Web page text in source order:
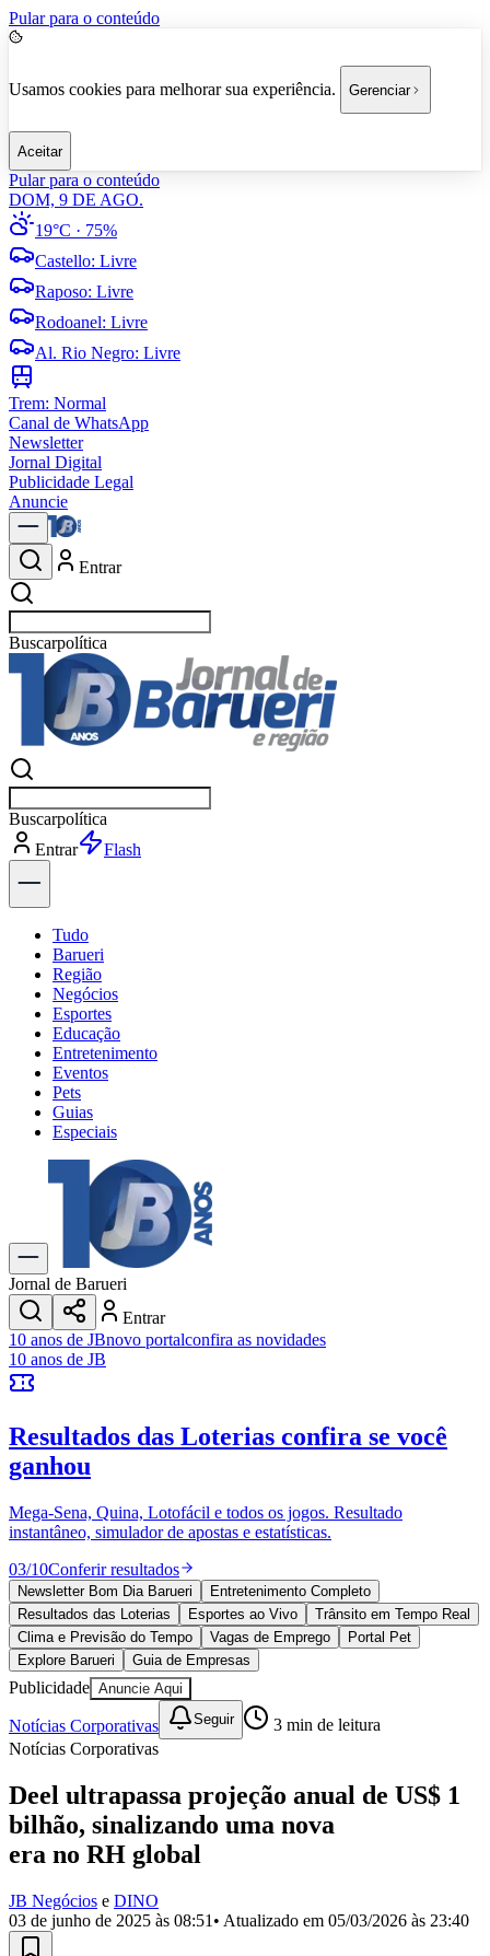
Pular para o conteúdo
Usamos cookies para melhorar sua experiência. Gerenciar
Aceitar
Pular para o conteúdo
DOM, 9 DE AGO.
19°C · 75%
Castello: Livre
Raposo: Livre
Rodoanel: Livre
Al. Rio Negro: Livre
Trem: Normal
Canal de WhatsApp
Newsletter
Jornal Digital
Publicidade Legal
Anuncie
Entrar
Buscarnotícias
Buscarnotícias
Entrar
Explorar
Tudo
Barueri
Região
Negócios
Esportes
Educação
Entretenimento
Eventos
Pets
Guias
Especiais
Explore Tudo
Últimas Notícias
Previsão do Tempo
Trânsito e Rotas
Dia a Dia & Lazer
Transportes
Gastronomia
Cinema & Shows
JogosNovo
Anuncie no Portal
Cadastrar Empresa
Divulgar Vagas
Política
Esportes
Saúde
Segurança
Cultura
Meio Ambiente
Obras
Educação
Bairros de Barueri
AldeiaAldeia da SerraAldeia de BarueriAlphaville
JubranBelvalBethavilleBoa
VistaCalifórniaCarapicuíbaCentro
MilitarItapevi JandiraJardim Audir
CalifórniaJardim dos AltosJardim dos CamargosJardim
Jornal de Barueri
Entrar
10 anos de JBnovo portalconfira as novidades
10 anos de JB
Resultados das Loterias confira se você
ganhou
Mega-Sena, Quina, Lotofácil e todos os jogos. Resultado
instantâneo, simulador de apostas e estatísticas.
03/10Conferir resultados
Newsletter Bom Dia Barueri
Entretenimento Completo
Resultados das Loterias
Esportes ao Vivo
Trânsito em Tempo Real
Clima e Previsão do Tempo
Vagas de Emprego
Portal Pet
Explore Barueri
Guia de Empresas
Publicidade Anuncie Aqui
Notícias Corporativas Seguir 3 min de leitura
Notícias Corporativas
Deel ultrapassa projeção anual de US$ 1
bilhão, sinalizando uma nova
era no RH global
JB Negócios e DINO
03 de junho de 2025 às 08:51 • Atualizado em 05/03/2026 às 23:40